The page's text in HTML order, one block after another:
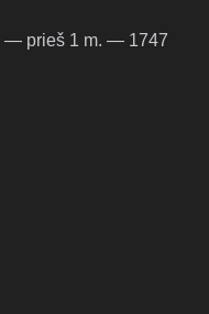
— prieš 1 m. — 1747